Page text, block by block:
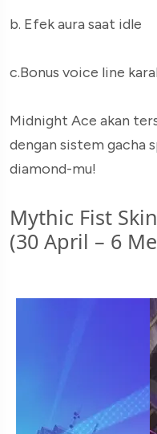
b. Efek aura saat idle
c.Bonus voice line
Midnight Ace akan
dengan sistem gacha
diamond-mu!
Mythic Fist
(30 April – 6